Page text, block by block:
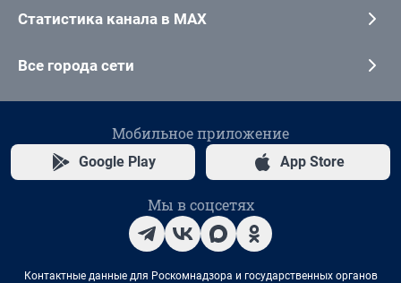
Статистика канала в MAX
Все города сети
Мобильное приложение
Google Play App Store
Мы в соцсетях
Контактные данные для Роскомнадзора и государственных органов